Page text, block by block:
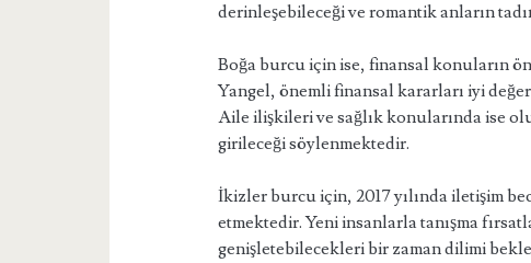
derinleşebileceği ve romantik anların
Boğa burcu için ise, finansal konuların
Yangel, önemli finansal kararları iyi
Aile ilişkileri ve sağlık konularında ise
girileceği söylenmektedir.
İkizler burcu için, 2017 yılında iletişim
etmektedir. Yeni insanlarla tanışma
genişletebilecekleri bir zaman dilimi